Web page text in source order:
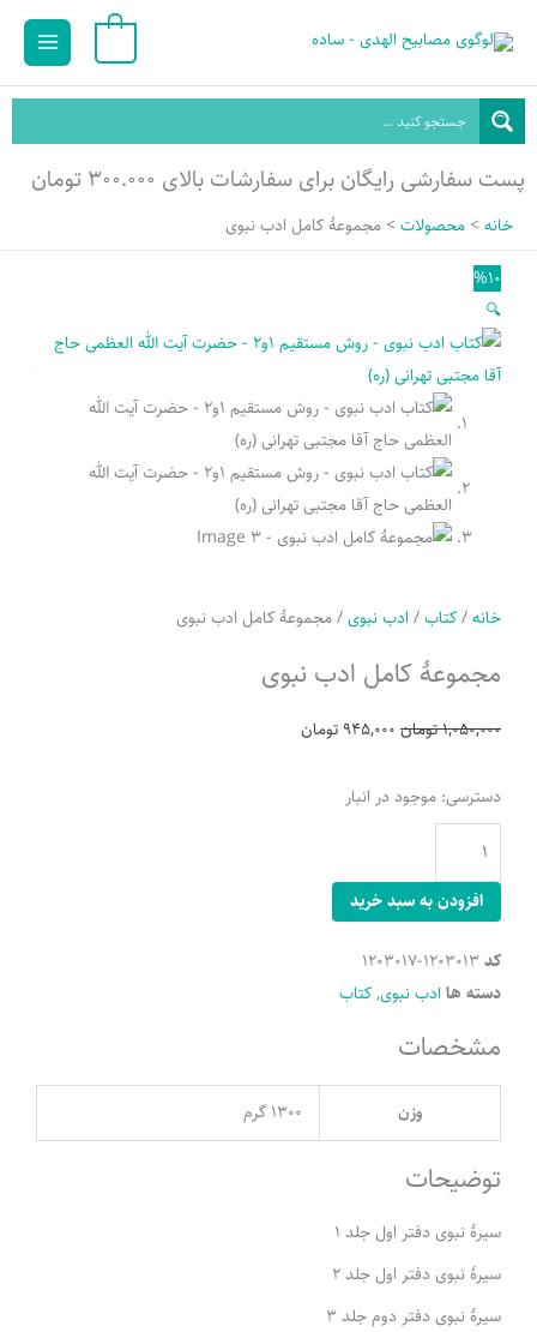
محتوا
Main
پست سفارشی رایگان برای سفارشات بالای ۳۰۰.۰۰۰ تومان
خانه محصولات
مجموعۀ کامل ادب نبوی
%10
🔍
خانه/کتاب/ ادب نبوی/ مجموعۀ کامل ادب نبوی
مجموعۀ کامل ادب نبوی
1,050,000تومان Original
was:
945,000 تومانCurrent
دسترسی: موجود در انبار مجموعۀ
کامل
ادب
نبوی
عدد
افزودن به سبد خرید
کد1203013-1203017
دسته ها ادب نبوی,کتاب
مشخصات
وزن 1300 گرم
توضیحات
سیرۀ نبوی دفتر اول جلد 1
سیرۀ نبوی دفتر اول جلد 2
سیرۀ نبوی دفتر دوم جلد 3